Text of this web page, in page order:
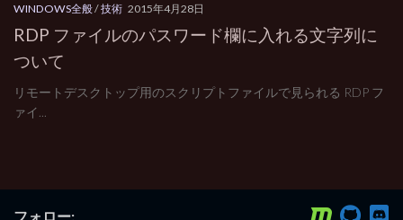
WINDOWS全般/技術 2015年4月28日
RDP ファイルのパスワード欄に入れる文字列に
ついて
リモートデスクトップ用のスクリプトファイルで見られる RDP フ
ァイ...
フォロー: